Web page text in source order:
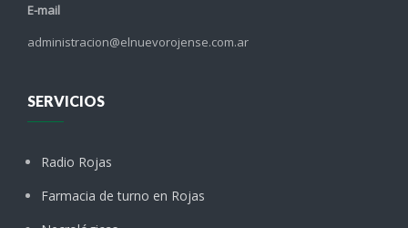
E-mail
administracion@elnuevorojense.com.ar
SERVICIOS
Radio Rojas
Farmacia de turno en Rojas